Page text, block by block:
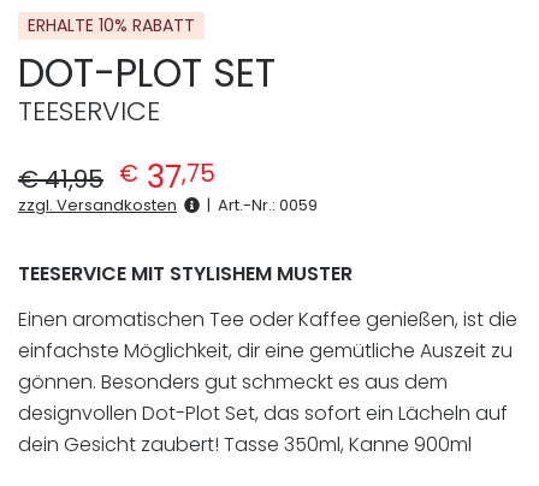
ERHALTE 10% RABATT
DOT-PLOT SET
TEESERVICE
€41,95
Ursprünglicher Preis war: € 41,95
€ 37,75
zzgl. Versandkosten | Art.-Nr.: 0059
TEESERVICE MIT STYLISHEM MUSTER
Einen aromatischen Tee oder Kaffee genießen, ist die
einfachste Möglichkeit, dir eine gemütliche Auszeit zu
gönnen. Besonders gut schmeckt es aus dem
designvollen Dot-Plot Set, das sofort ein Lächeln auf
dein Gesicht zaubert! Tasse 350ml, Kanne 900ml